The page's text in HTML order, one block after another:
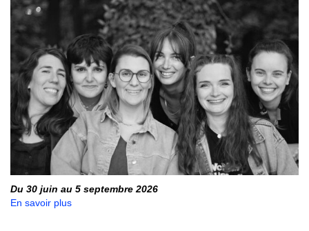
Du 30 juin au 5 septembre 2026
En savoir plus